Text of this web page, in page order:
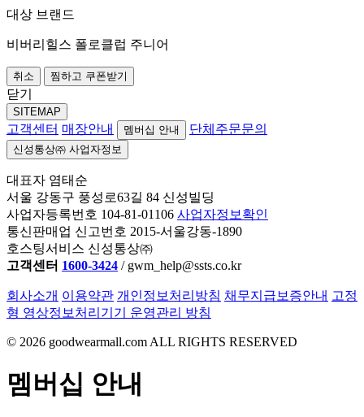
대상 브랜드
비버리힐스 폴로클럽 주니어
취소 찜하고 쿠폰받기
닫기
SITEMAP
고객센터 매장안내 멤버십 안내 단체주문문의
신성통상㈜ 사업자정보
대표자 염태순
서울 강동구 풍성로63길 84 신성빌딩
사업자등록번호 104-81-01106 사업자정보확인
통신판매업 신고번호 2015-서울강동-1890
호스팅서비스 신성통상㈜
고객센터 1600-3424 / gwm_help@ssts.co.kr
회사소개 이용약관 개인정보처리방침 채무지급보증안내 고정
형 영상정보처리기기 운영관리 방침
© 2026 goodwearmall.com ALL RIGHTS RESERVED
멤버십 안내